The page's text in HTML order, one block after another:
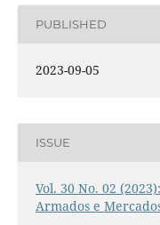
PUBLISHED
2023-09-05
ISSUE
Vol. 30 No. 02
Armados e